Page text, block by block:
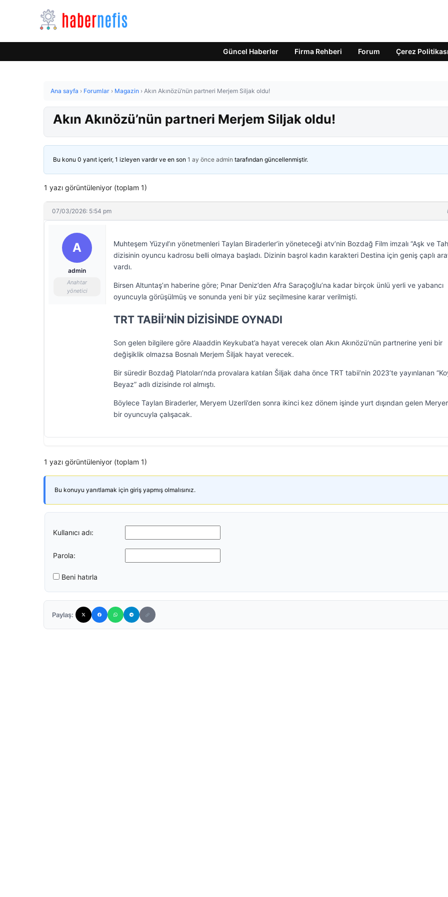
Güncel Haberler Firma Rehberi Forum Çerez Politikası
Ana sayfa › Forumlar › Magazin › Akın Akınözü’nün partneri Merjem Siljak oldu!
Akın Akınözü’nün partneri Merjem Siljak oldu!
Bu konu 0 yanıt içerir, 1 izleyen vardır ve en son 1 ay önce admin tarafından güncellenmiştir.
1 yazı görüntüleniyor (toplam 1)
07/03/2026: 5:54 pm
A
admin
Anahtar
yönetici
Muhteşem Yüzyıl’ın yönetmenleri Taylan Biraderler’in yöneteceği atv’nin Bozdağ Film imzalı “Aşk ve
dizisinin oyuncu kadrosu belli olmaya başladı. Dizinin başrol kadın karakteri Destina için geniş çaplı
vardı.
Birsen Altuntaş’ın haberine göre; Pınar Deniz’den Afra Saraçoğlu’na kadar birçok ünlü yerli ve yabancı
oyuncuyla görüşülmüş ve sonunda yeni bir yüz seçilmesine karar verilmişti.
TRT TABİİ’NİN DİZİSİNDE OYNADI
Son gelen bilgilere göre Alaaddin Keykubat’a hayat verecek olan Akın Akınözü’nün partnerine yeni bir
değişiklik olmazsa Bosnalı Merjem Šiljak hayat verecek.
Bir süredir Bozdağ Platoları’nda provalara katılan Šiljak daha önce TRT tabii’nin 2023’te yayınlanan
Beyaz” adlı dizisinde rol almıştı.
Böylece Taylan Biraderler, Meryem Uzerli’den sonra ikinci kez dönem işinde yurt dışından gelen
bir oyuncuyla çalışacak.
1 yazı görüntüleniyor (toplam 1)
Bu konuyu yanıtlamak için giriş yapmış olmalısınız.
Kullanıcı adı:
Parola:
Beni hatırla
Paylaş: